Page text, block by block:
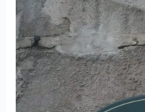
–
Domaine
Goisot
–
2008